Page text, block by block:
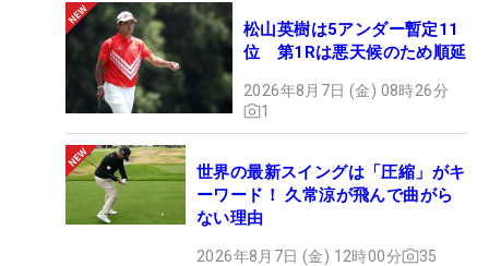
松山英樹は5アンダー暫定11
位 第1Rは悪天候のため順延
2026年8月7日 (金) 08時26分
1
世界の最新スイングは「圧縮」がキ
ーワード！ 久常涼が飛んで曲がら
ない理由
2026年8月7日 (金) 12時00分 35